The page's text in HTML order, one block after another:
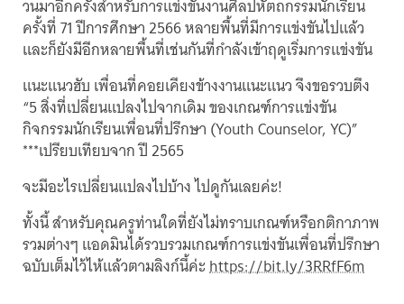
วนมาอีกครั้งสำหรับการแข่งขันงานศิลปหัตถกรรมนักเรียน
ครั้งที่ 71 ปีการศึกษา 2566 หลายพื้นที่มีการแข่งขันไปแล้ว
และก็ยังมีอีกหลายพื้นที่เช่นกันที่กำลังเข้าฤดูเริ่มการแข่งขัน
แนะแนวฮับ เพื่อนที่คอยเคียงข้างงานแนะแนว จึงขอรวบตึง
“5 สิ่งที่เปลี่ยนแปลงไปจากเดิม ของเกณฑ์การแข่งขัน
กิจกรรมนักเรียนเพื่อนที่ปรึกษา (Youth Counselor, YC)”
***เปรียบเทียบจาก ปี 2565
จะมีอะไรเปลี่ยนแปลงไปบ้าง ไปดูกันเลยค่ะ!
ทั้งนี้ สำหรับคุณครูท่านใดที่ยังไม่ทราบเกณฑ์หรือกติกาภาพ
รวมต่างๆ แอดมินได้รวบรวมเกณฑ์การแข่งขันเพื่อนที่ปรึกษา
ฉบับเต็มไว้ไห้แล้วตามลิงก์นี้ค่ะhttps://bit.ly/3RRfF6m